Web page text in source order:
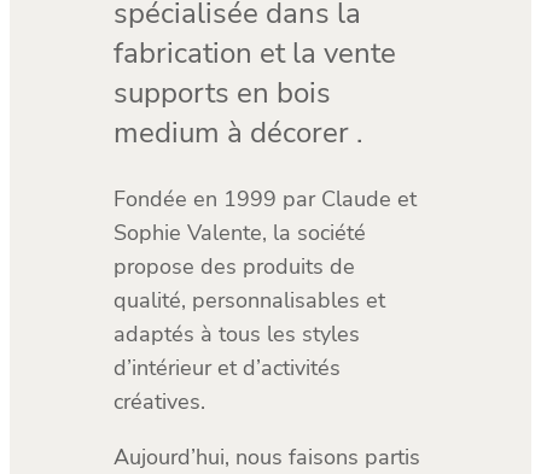
spécialisée dans la
fabrication et la vente
supports en bois
medium à décorer .
Fondée en 1999 par Claude et
Sophie Valente, la société
propose des produits de
qualité, personnalisables et
adaptés à tous les styles
d’intérieur et d’activités
créatives.
Aujourd’hui, nous faisons partis